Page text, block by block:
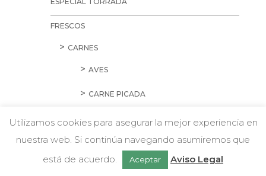
FRESCOS
CARNES
AVES
CARNE PICADA
CORDERO Y CONEJO
w Chatea con nosotros
Utilizamos cookies para asegurar la mejor experiencia en
nuestra web. Si continúa navegando asumiremos que
está de acuerdo.
Aceptar Aviso Legal